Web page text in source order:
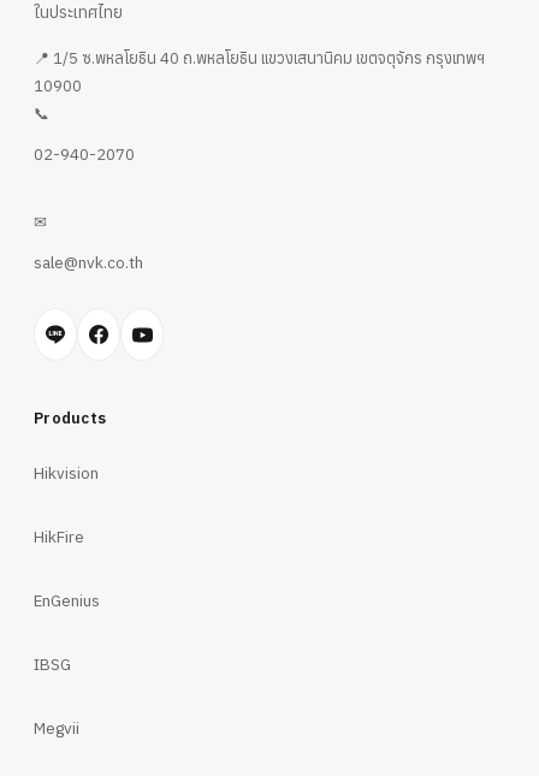
ในประเทศไทย
📍 1/5 ซ.พหลโยธิน 40 ถ.พหลโยธิน แขวงเสนานิคม เขตจตุจักร กรุงเทพฯ
10900
📞
02-940-2070
✉
sale@nvk.co.th
Products
Hikvision
HikFire
EnGenius
IBSG
Megvii